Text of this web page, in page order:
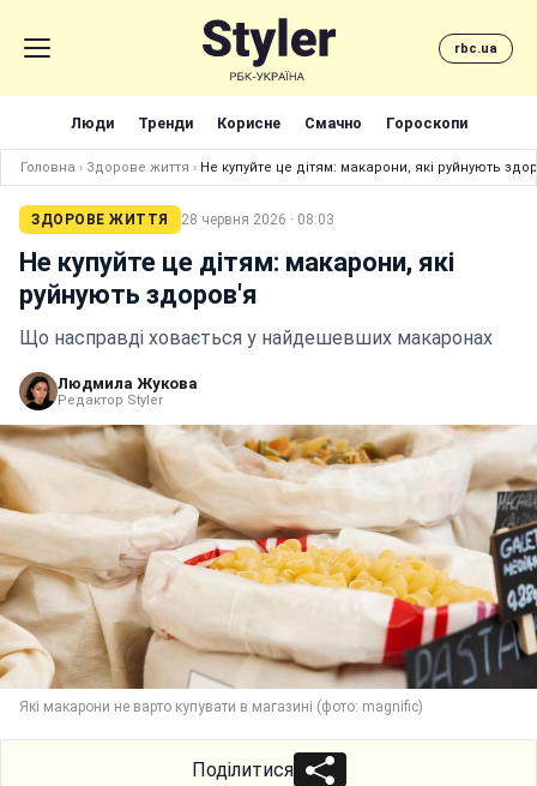
rbc.ua
Люди Тренди Корисне Смачно Гороскопи
Головна › Здорове життя › Не купуйте це дітям: макарони, які руйнують
ЗДОРОВЕ ЖИТТЯ 28 червня 2026 · 08:03
Не купуйте це дітям: макарони, які
руйнують здоров'я
Що насправді ховається у найдешевших макаронах
Людмила Жукова
Редактор Styler
Які макарони не варто купувати в магазині (фото: magnific)
Поділитися